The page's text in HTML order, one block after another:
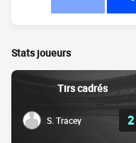
Stats joueurs
Tirs cadrés
S. Tracey 2